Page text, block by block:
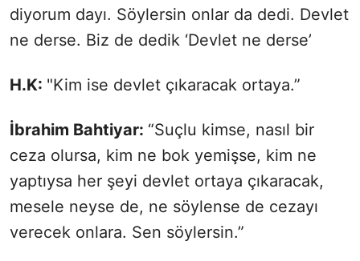
diyorum dayı. Söylersin onlar da dedi. Devlet
ne derse. Biz de dedik ‘Devlet ne derse’
H.K: "Kim ise devlet çıkaracak ortaya.”
İbrahim Bahtiyar: “Suçlu kimse, nasıl bir
ceza olursa, kim ne bok yemişse, kim ne
yaptıysa her şeyi devlet ortaya çıkaracak,
mesele neyse de, ne söylense de cezayı
verecek onlara. Sen söylersin.”